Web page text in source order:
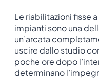
Le riabilitazioni fisse
impianti sono una
un’arcata
uscire dallo studio
poche ore dopo
determinano